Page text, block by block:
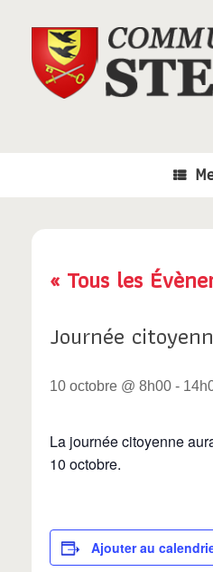
« Tous les
Journée
10 octobre @ 8h00 -
La journée citoyenne
10 octobre.
Ajouter au